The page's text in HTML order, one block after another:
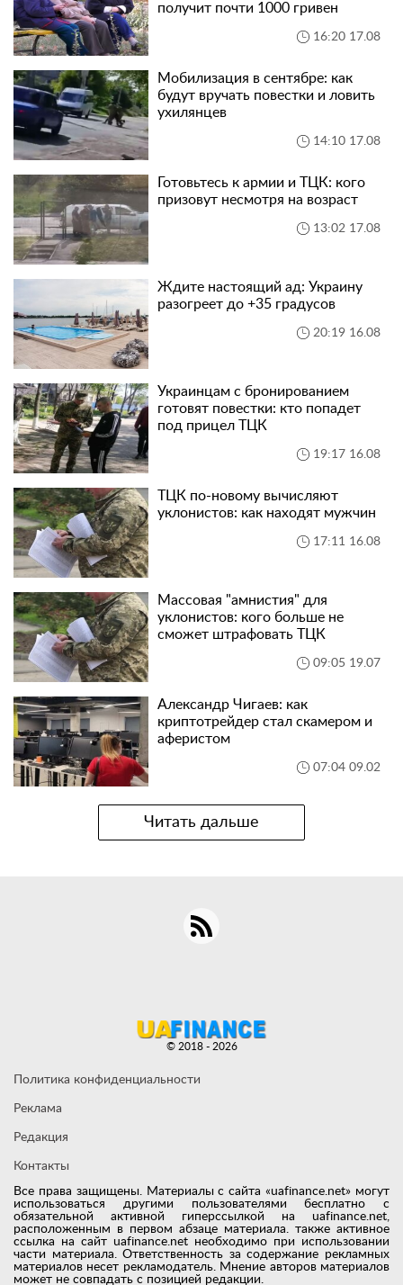
получит почти 1000 гривен
16:20 17.08
Мобилизация в сентябре: как
будут вручать повестки и ловить
ухилянцев
14:10 17.08
Готовьтесь к армии и ТЦК: кого
призовут несмотря на возраст
13:02 17.08
Ждите настоящий ад: Украину
разогреет до +35 градусов
20:19 16.08
Украинцам с бронированием
готовят повестки: кто попадет
под прицел ТЦК
19:17 16.08
ТЦК по-новому вычисляют
уклонистов: как находят мужчин
17:11 16.08
Массовая "амнистия" для
уклонистов: кого больше не
сможет штрафовать ТЦК
09:05 19.07
Александр Чигаев: как
криптотрейдер стал скамером и
аферистом
07:04 09.02
Читать дальше
Все права защищены. Материалы с сайта «uafinance.net» могут
использоваться другими пользователями бесплатно с
обязательной активной гиперссылкой на uafinance.net,
расположенным в первом абзаце материала. также активное
ссылка на сайт uafinance.net необходимо при использовании
части материала. Ответственность за содержание рекламных
материалов несет рекламодатель. Мнение авторов материалов
может не совпадать с позицией редакции.
Политика конфиденциальности
Реклама
Редакция
Контакты
© 2018 - 2026